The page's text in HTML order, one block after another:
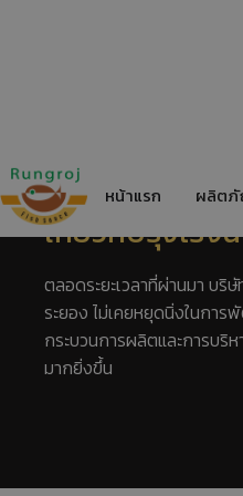
หน้าแรก ผลิต
เกี่ยวกับรุ่งโรจน์
ตลอดระยะเวลาที่ผ่านมา บริ
ระยอง ไม่เคยหยุดนิ่งในก
กระบวนการผลิตและการบ
มากยิ่งขึ้น